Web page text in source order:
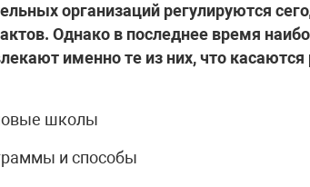
организаций регулируются
Однако в последнее время
именно те из них, что
школы
и способы